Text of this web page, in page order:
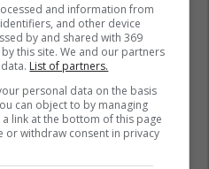
and information from
and other device
by and shared with 369
this site. We and our partners
List of partners.
personal data on the basis
can object to by managing
link at the bottom of this page
or withdraw consent in privacy